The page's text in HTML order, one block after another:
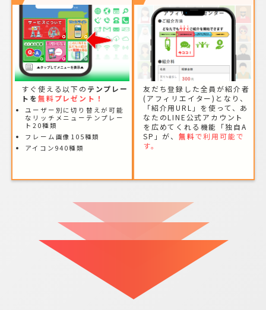
すぐ使える以下の テンプレー
トを無料プレゼント！
ユーザー別に切り替えが可能
なリッチメニューテンプレー
ト20種類
フレーム画像105種類
アイコン940種類
友だち登録した全員が紹介者
(アフィリエイター)となり、
「紹介用URL」を使って、あ
なたのLINE公式アカウント
を広めてくれる機能「独自A
SP」が、 無料で利用可能で
す。